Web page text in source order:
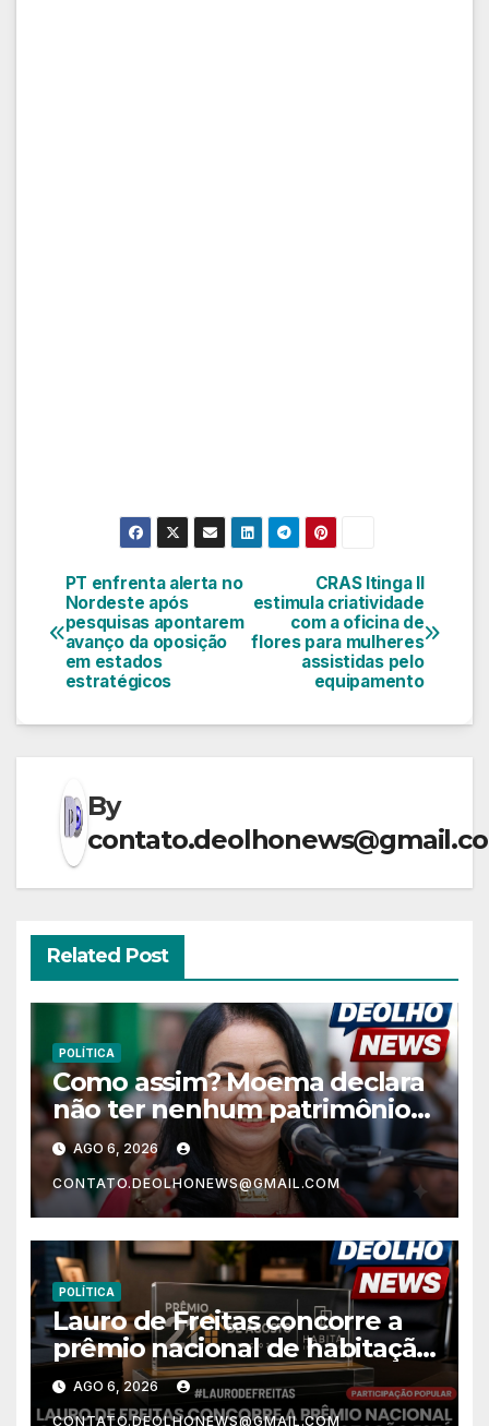
Navegação
de
Post
CRAS Itinga II
estimula criatividade
com a oficina de
flores para mulheres
assistidas pelo
equipamento
PT enfrenta alerta no
Nordeste após
pesquisas apontarem
avanço da oposição
em estados
estratégicos
By
Related Post
POLÍTICA
Como assim? Moema declara
não ter nenhum patrimônio
após 30 anos na vida pública?
AGO 6, 2026
CONTATO.DEOLHONEWS@GMAIL.COM
POLÍTICA
Lauro de Freitas concorre a
prêmio nacional de habitação
com o projeto “Tá Rebocado”;
votação está aberta
AGO 6, 2026
CONTATO.DEOLHONEWS@GMAIL.COM